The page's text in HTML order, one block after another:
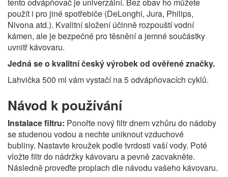
použít i pro jiné spotřebiče (DeLonghi, Jura, Philips,
Nivona atd.). Kvalitní složení účinně rozpouští vodní
kámen, ale je bezpečné pro těsnění a jemné součástky
uvnitř kávovaru.
Jedná se o kvalitní český výrobek od ověřené značky.
Lahvička 500 ml vám vystačí na 5 odvápňovacích cyklů.
Návod k používání
Instalace filtru: Ponořte nový filtr dnem vzhůru do nádoby
se studenou vodou a nechte uniknout vzduchové
bubliny. Nastavte kroužek podle tvrdosti vaší vody. Poté
vložte filtr do nádržky kávovaru a pevně zacvakněte.
Následně proveďte proplach dle návodu vašeho kávovaru.